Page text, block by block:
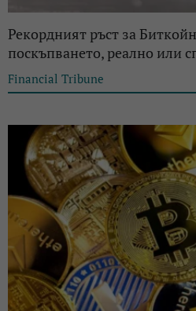
Рекордният ръст за
поскъпването, реално или
Financial Tribune